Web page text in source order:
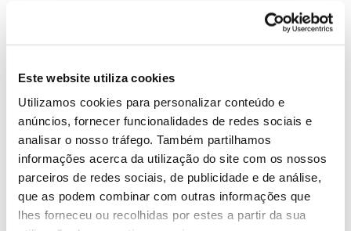
Este website utiliza cookies
Utilizamos cookies para personalizar conteúdo e
anúncios, fornecer funcionalidades de redes sociais e
analisar o nosso tráfego. Também partilhamos
informações acerca da utilização do site com os nossos
parceiros de redes sociais, de publicidade e de análise,
que as podem combinar com outras informações que
lhes forneceu ou recolhidas por estes a partir da sua
trabalhar a madeira e aplicá-las na criação de
Saiba mais
13.07.2026
Genoma do priolo e de outras espécies em risco:
conhecer para conservar